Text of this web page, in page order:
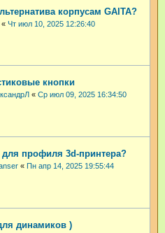
корпусам GAITA?
« Чт июл 10, 2025 12:26:40
кнопки
« Ср июл 09, 2025 16:34:50
для профиля 3d-принтера?
« Пн апр 14, 2025 19:55:44
динамиков )